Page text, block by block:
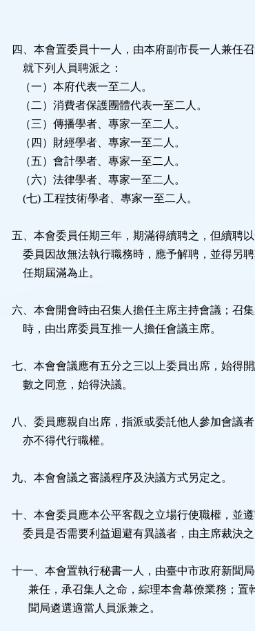
四、本會置委員十一人，由本府副市長一人兼任
就下列人員聘派之：
（一）本府代表一至二人。
（二）消費者保護團體代表一至二人。
（三）傳播學者、專家一至二人。
（四）財經學者、專家一至二人。
（五）會計學者、專家一至二人。
（六）法律學者、專家一至二人。
(七) 工程技術學者、專家一至二人。
五、本會委員任期三年，期滿得續聘之，但續聘
委員因故無法執行職務時，應予解聘，並得另
任期屆滿為止。
六、本會開會時由召集人擔任主席主持會議；召
時，由出席委員互推一人擔任會議主席。
七、本會會議應有五分之三以上委員出席，始得
數之同意，始得決議。
八、委員應親自出席，指派或委託他人參加會議
亦不得代行職權。
九、本會會議之審議程序及決議方式另定之。
十、本會委員應本公平客觀之立場行使職權，並
委員是否需要利益迴避有異議者，由主席裁決之
十一、本會置執行秘書一人，由臺中市政府新聞
兼任，承召集人之命，綜理本會幕僚業務；置
聞局遴選適當人員派兼之。